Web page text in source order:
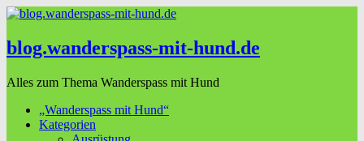
blog.wanderspass-mit-hund.de
Alles zum Thema Wanderspass mit Hund
„Wanderspass mit Hund“
Kategorien